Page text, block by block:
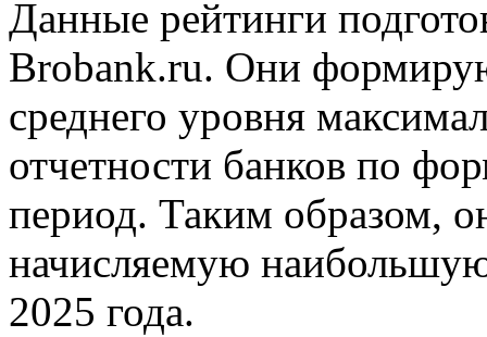
Данные рейтинги
Brobank.ru. Они
среднего уровня
отчетности банков по
период. Таким образом,
начисляемую
2025 года.